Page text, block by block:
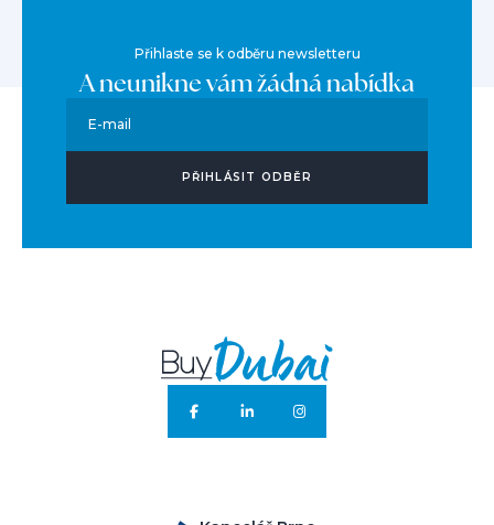
Přihlaste se k odběru newsletteru
A neunikne vám žádná nabídka
E-mail
PŘIHLÁSIT ODBĚR